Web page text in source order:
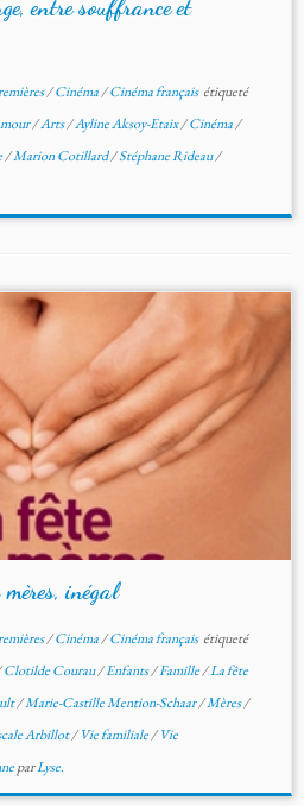
entre souffrance et
/Cinéma/Cinéma français étiqueté
/Arts/Ayline Aksoy-Etaix/Cinéma/
/Marion Cotillard/Stéphane Rideau/
inégal
/Cinéma/Cinéma français étiqueté
Clotilde Courau/Enfants/Famille/La fête
/Marie-Castille Mention-Schaar/Mères/
Arbillot/Vie familiale/Vie
parLyse.